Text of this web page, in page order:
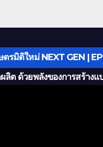
ตรมิติใหม่ NEXT GEN |
ลิต ด้วยพลังของการสร้างแ